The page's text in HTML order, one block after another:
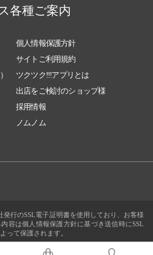
各種ご案内
個人情報保護方針
サイトご利用規約
ツクツク!!!アプリとは
出店をご検討のショップ様
採用情報
ノムノム
発行のSSL電子証明書を使用しており、お客様
容は個人情報保護方針に基づき送信時にSSL
って保護されます。